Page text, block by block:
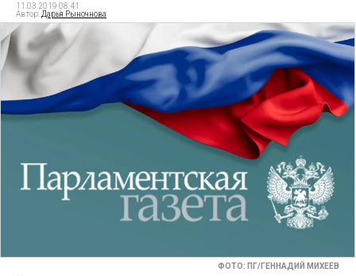
11.03.2019 08:41
Автор: Дарья Рыночнова
ФОТО: ПГ/ГЕННАДИЙ МИХЕЕВ